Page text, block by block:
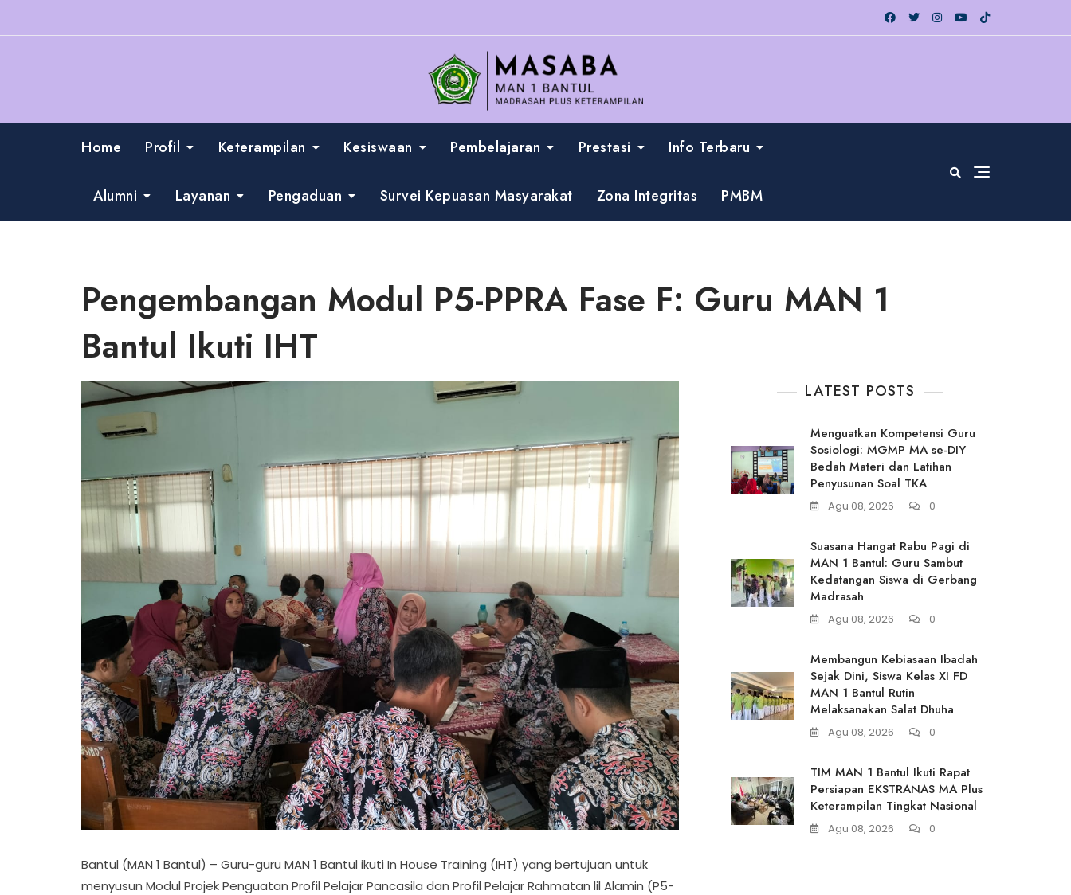
Home Profil Keterampilan Kesiswaan Pembelajaran Prestasi Info Terbaru
Alumni Layanan Pengaduan Survei Kepuasan Masyarakat Zona Integritas PMBM
Pengembangan Modul P5-PPRA Fase F: Guru MAN 1
Bantul Ikuti IHT
Bantul (MAN 1 Bantul) – Guru-guru MAN 1 Bantul ikuti In House Training (IHT) yang bertujuan untuk
menyusun Modul Projek Penguatan Profil Pelajar Pancasila dan Profil Pelajar Rahmatan lil Alamin (P5-
LATEST POSTS
Menguatkan Kompetensi Guru
Sosiologi: MGMP MA se-DIY
Bedah Materi dan Latihan
Penyusunan Soal TKA
Agu 08, 2026 0
Suasana Hangat Rabu Pagi di
MAN 1 Bantul: Guru Sambut
Kedatangan Siswa di Gerbang
Madrasah
Agu 08, 2026 0
Membangun Kebiasaan Ibadah
Sejak Dini, Siswa Kelas XI FD
MAN 1 Bantul Rutin
Melaksanakan Salat Dhuha
Agu 08, 2026 0
TIM MAN 1 Bantul Ikuti Rapat
Persiapan EKSTRANAS MA Plus
Keterampilan Tingkat Nasional
Agu 08, 2026 0